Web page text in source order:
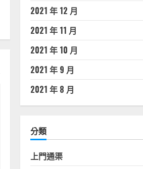
2021 年 12 月
2021 年 11 月
2021 年 10 月
2021 年 9 月
2021 年 8 月
分類
上門通渠